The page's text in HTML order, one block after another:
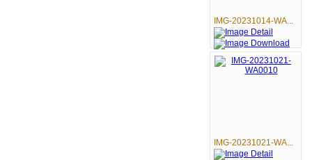
IMG-20231014-WA...
IMG-20231021-WA...